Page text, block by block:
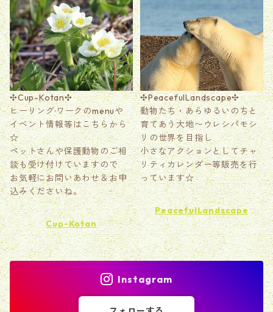
✣Cup-Kotan✣
ヒーリング·ワークのmenuや
イベント情報等はこちらから
☆
ペットさんや保護動物のご相
談も受け付けていますので
お気軽にお問いあわせ＆お申
込みくださいね。
Cup-Kotan
✣PeacefulLandscape✣
動物たち・あらゆるいのちと
育てあう大地〜ウレシパモシ
リの世界を目指し
小さなアクションとしてチャ
リティカレンダー等販売を行
っています☆
PeacefulLandscape
Instagram